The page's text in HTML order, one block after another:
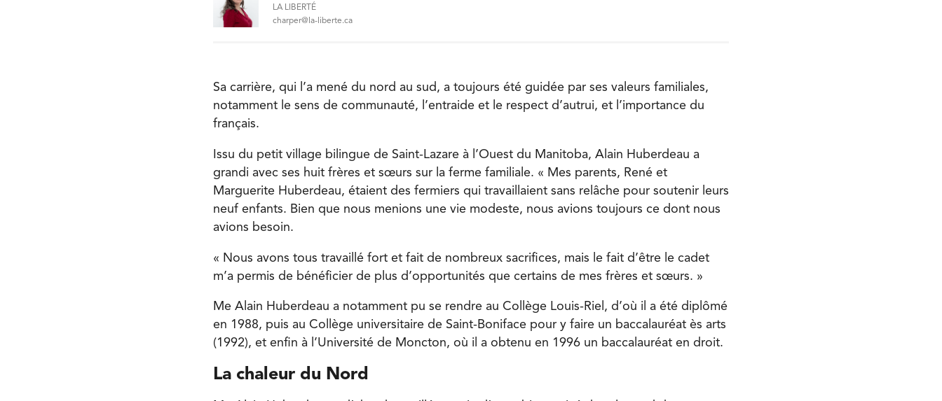
LA LIBERTÉ
charper@la-liberte.ca
Sa carrière, qui l’a mené du nord au sud, a toujours été guidée par ses valeurs familiales,
notamment le sens de communauté, l’entraide et le respect d’autrui, et l’importance du
français.
Issu du petit village bilingue de Saint-Lazare à l’Ouest du Manitoba, Alain Huberdeau a
grandi avec ses huit frères et sœurs sur la ferme familiale. « Mes parents, René et
Marguerite Huberdeau, étaient des fermiers qui travaillaient sans relâche pour soutenir leurs
neuf enfants. Bien que nous menions une vie modeste, nous avions toujours ce dont nous
avions besoin.
« Nous avons tous travaillé fort et fait de nombreux sacrifices, mais le fait d’être le cadet
m’a permis de bénéficier de plus d’opportunités que certains de mes frères et sœurs. »
Me Alain Huberdeau a notamment pu se rendre au Collège Louis-Riel, d’où il a été diplômé
en 1988, puis au Collège universitaire de Saint-Boniface pour y faire un baccalauréat ès arts
(1992), et enfin à l’Université de Moncton, où il a obtenu en 1996 un baccalauréat en droit.
La chaleur du Nord